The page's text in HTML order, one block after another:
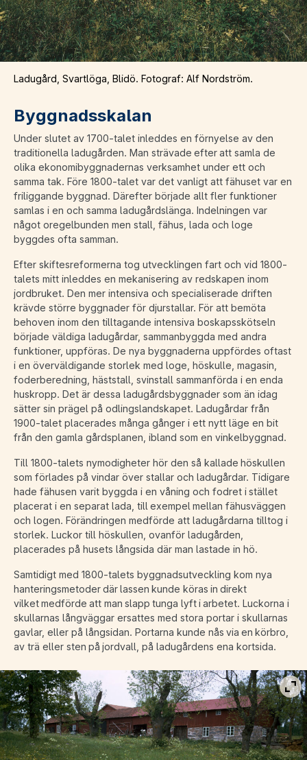
Ladugård, Svartlöga, Blidö. Fotograf: Alf Nordström.
Byggnadsskalan
Under slutet av 1700-talet inleddes en förnyelse av den
traditionella ladugården. Man strävade efter att samla de
olika ekonomibyggnadernas verksamhet under ett och
samma tak. Före 1800-talet var det vanligt att fähuset var en
friliggande byggnad. Därefter började allt fler funktioner
samlas i en och samma ladugårdslänga. Indelningen var
något oregelbunden men stall, fähus, lada och loge
byggdes ofta samman.
Efter skiftesreformerna tog utvecklingen fart och vid 1800-
talets mitt inleddes en mekanisering av redskapen inom
jordbruket. Den mer intensiva och specialiserade driften
krävde större byggnader för djurstallar. För att bemöta
behoven inom den tilltagande intensiva boskapsskötseln
började väldiga ladugårdar, sammanbyggda med andra
funktioner, uppföras. De nya byggnaderna uppfördes oftast
i en överväldigande storlek med loge, höskulle, magasin,
foderberedning, häststall, svinstall sammanförda i en enda
huskropp. Det är dessa ladugårdsbyggnader som än idag
sätter sin prägel på odlingslandskapet. Ladugårdar från
1900-talet placerades många gånger i ett nytt läge en bit
från den gamla gårdsplanen, ibland som en vinkelbyggnad.
Till 1800-talets nymodigheter hör den så kallade höskullen
som förlades på vindar över stallar och ladugårdar. Tidigare
hade fähusen varit byggda i en våning och fodret i stället
placerat i en separat lada, till exempel mellan fähusväggen
och logen. Förändringen medförde att ladugårdarna tilltog i
storlek. Luckor till höskullen, ovanför ladugården,
placerades på husets långsida där man lastade in hö.
Samtidigt med 1800-talets byggnadsutveckling kom nya
hanteringsmetoder där lassen kunde köras in direkt
vilket medförde att man slapp tunga lyft i arbetet. Luckorna i
skullarnas långväggar ersattes med stora portar i skullarnas
gavlar, eller på långsidan. Portarna kunde nås via en körbro,
av trä eller sten på jordvall, på ladugårdens ena kortsida.